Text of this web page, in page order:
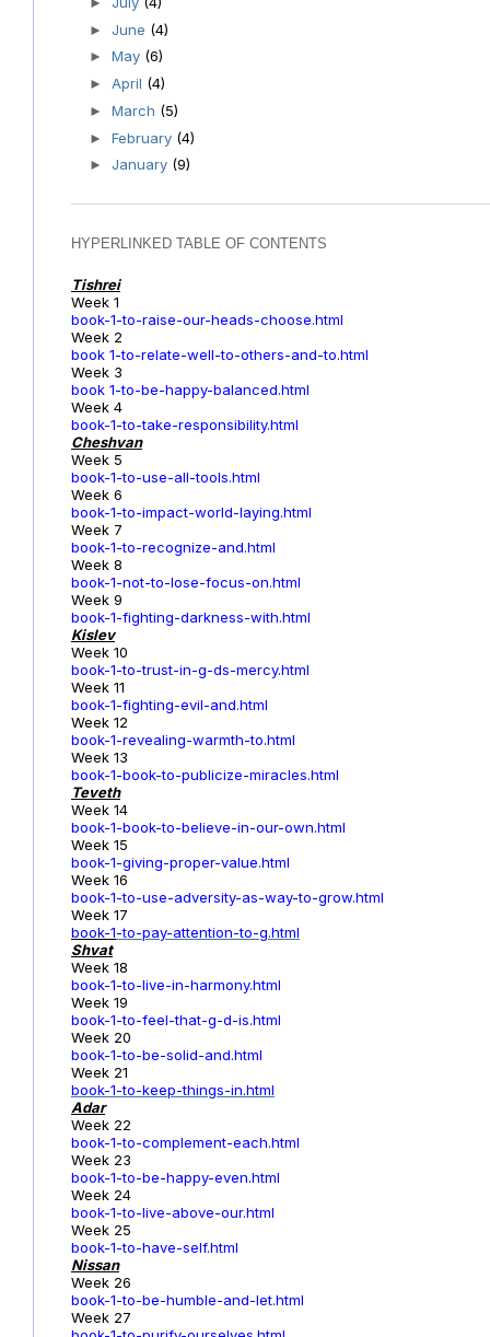
► June (4)
► May (6)
► April (4)
► March (5)
► February (4)
► January (9)
HYPERLINKED TABLE OF CONTENTS
Tishrei
Week 1
book-1-to-raise-our-heads-choose.html
Week 2
book 1-to-relate-well-to-others-and-to.html
Week 3
book 1-to-be-happy-balanced.html
Week 4
book-1-to-take-responsibility.html
Cheshvan
Week 5
book-1-to-use-all-tools.html
Week 6
book-1-to-impact-world-laying.html
Week 7
book-1-to-recognize-and.html
Week 8
book-1-not-to-lose-focus-on.html
Week 9
book-1-fighting-darkness-with.html
Kislev
Week 10
book-1-to-trust-in-g-ds-mercy.html
Week 11
book-1-fighting-evil-and.html
Week 12
book-1-revealing-warmth-to.html
Week 13
book-1-book-to-publicize-miracles.html
Teveth
Week 14
book-1-book-to-believe-in-our-own.html
Week 15
book-1-giving-proper-value.html
Week 16
book-1-to-use-adversity-as-way-to-grow.html
Week 17
book-1-to-pay-attention-to-g.html
Shvat
Week 18
book-1-to-live-in-harmony.html
Week 19
book-1-to-feel-that-g-d-is.html
Week 20
book-1-to-be-solid-and.html
Week 21
book-1-to-keep-things-in.html
Adar
Week 22
book-1-to-complement-each.html
Week 23
book-1-to-be-happy-even.html
Week 24
book-1-to-live-above-our.html
Week 25
book-1-to-have-self.html
Nissan
Week 26
book-1-to-be-humble-and-let.html
Week 27